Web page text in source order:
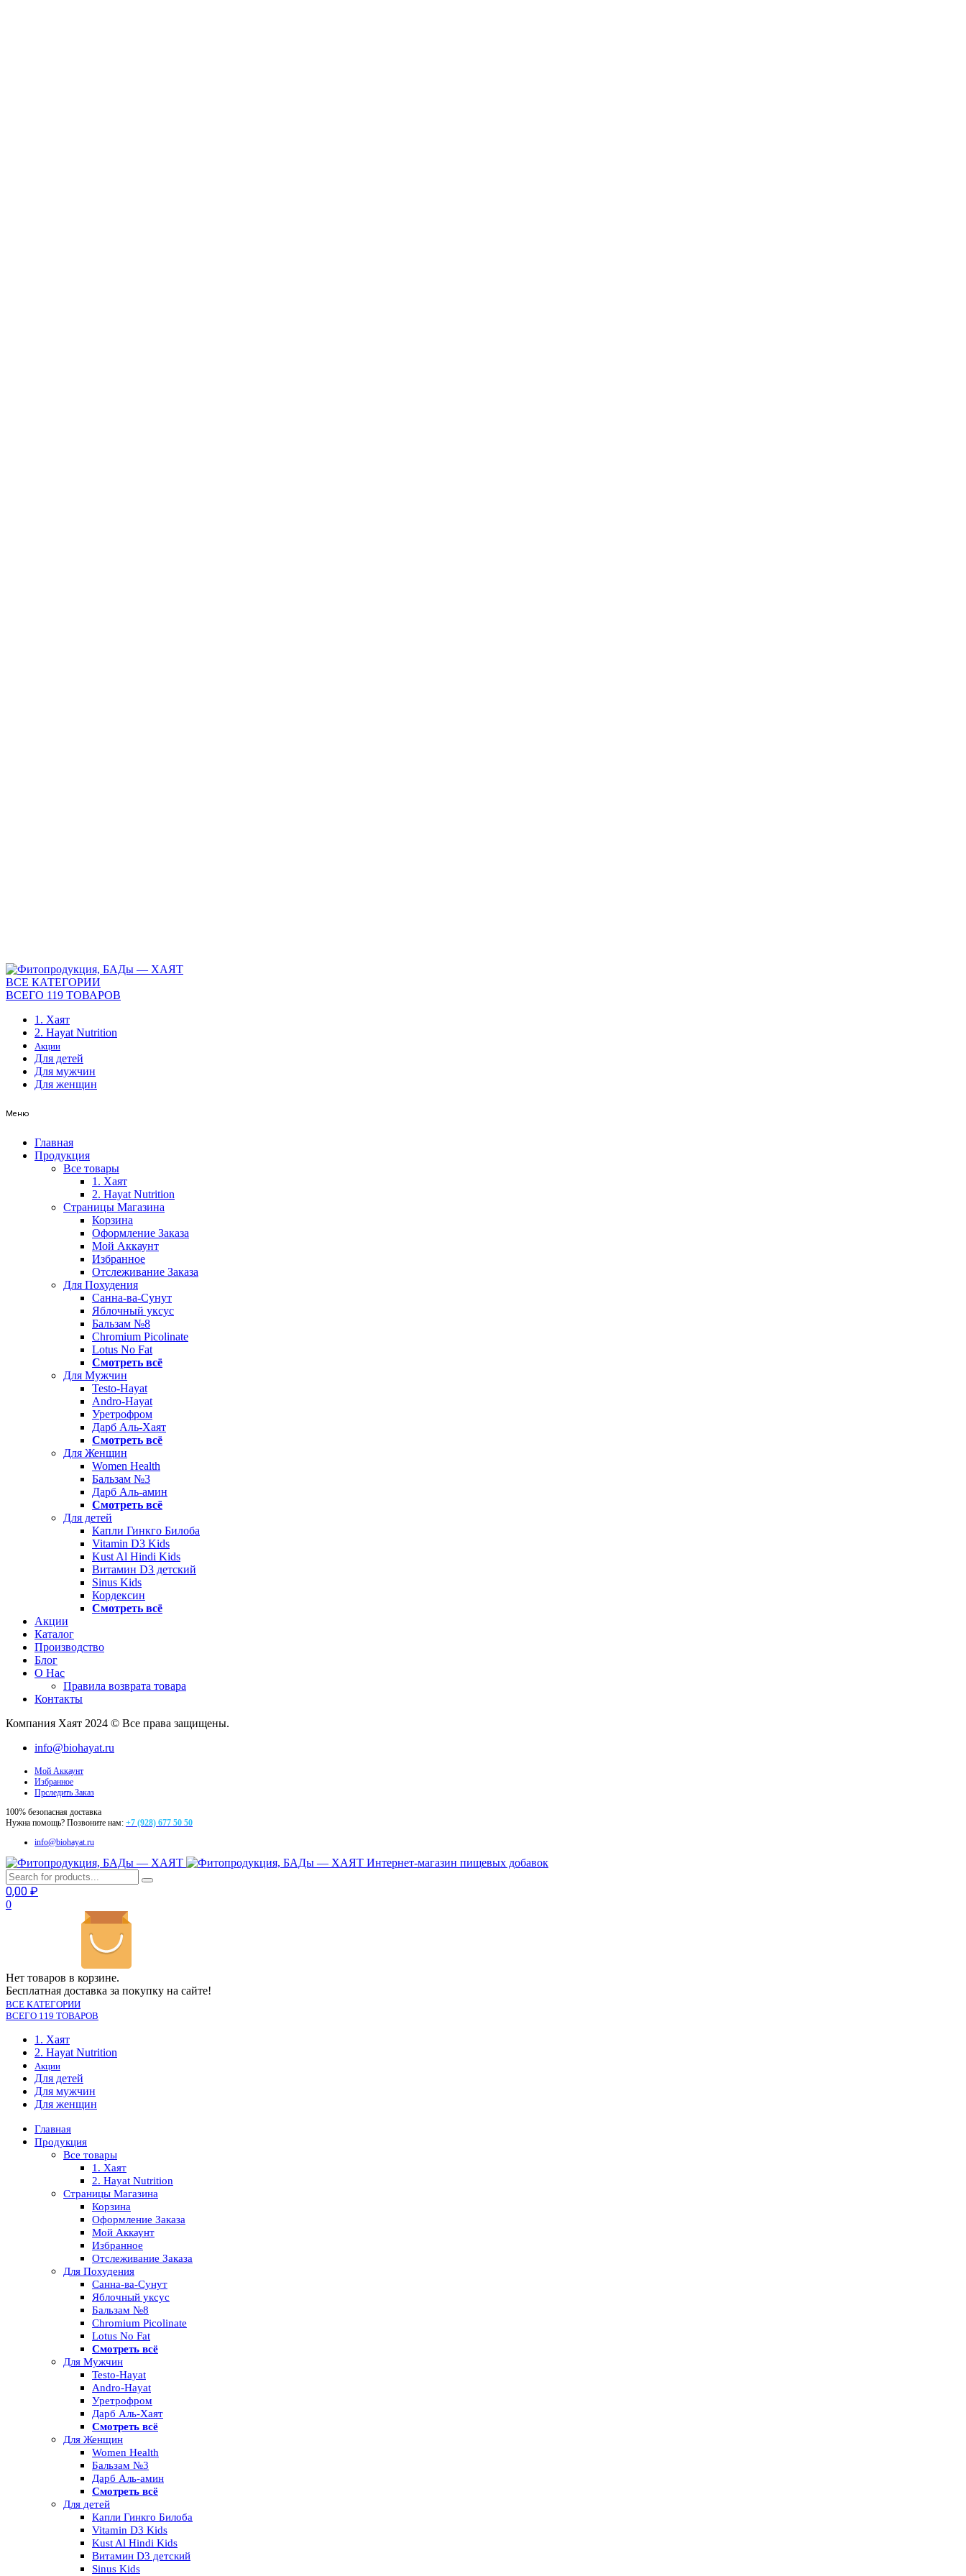
ВСЕ КАТЕГОРИИ
ВСЕГО 119 ТОВАРОВ
1. Хаят
2. Hayat Nutrition
Акции
Для детей
Для мужчин
Для женщин
Меню
Главная
Продукция
Все товары
1. Хаят
2. Hayat Nutrition
Страницы Магазина
Корзина
Оформление Заказа
Мой Аккаунт
Избранное
Отслеживание Заказа
Для Похудения
Санна-ва-Сунут
Яблочный уксус
Бальзам №8
Chromium Picolinate
Lotus No Fat
Смотреть всё
Для Мужчин
Testo-Hayat
Andro-Hayat
Уретрофром
Дарб Аль-Хаят
Смотреть всё
Для Женщин
Women Health
Бальзам №3
Дарб Аль-амин
Смотреть всё
Для детей
Капли Гинкго Билоба
Vitamin D3 Kids
Kust Al Hindi Kids
Витамин D3 детский
Sinus Kids
Кордексин
Смотреть всё
Акции
Каталог
Производство
Блог
О Нас
Правила возврата товара
Контакты
Компания Хаят 2024 © Все права защищены.
info@biohayat.ru
Мой Аккаунт
Избранное
Прследить Заказ
100% безопасная доставка
Нужна помощь? Позвоните нам: +7 (928) 677 50 50
info@biohayat.ru
Интернет-магазин пищевых добавок
0,00 ₽
0
Нет товаров в корзине.
Бесплатная доставка за покупку на сайте!
ВСЕ КАТЕГОРИИ
ВСЕГО 119 ТОВАРОВ
1. Хаят
2. Hayat Nutrition
Акции
Для детей
Для мужчин
Для женщин
Главная
Продукция
Все товары
1. Хаят
2. Hayat Nutrition
Страницы Магазина
Корзина
Оформление Заказа
Мой Аккаунт
Избранное
Отслеживание Заказа
Для Похудения
Санна-ва-Сунут
Яблочный уксус
Бальзам №8
Chromium Picolinate
Lotus No Fat
Смотреть всё
Для Мужчин
Testo-Hayat
Andro-Hayat
Уретрофром
Дарб Аль-Хаят
Смотреть всё
Для Женщин
Women Health
Бальзам №3
Дарб Аль-амин
Смотреть всё
Для детей
Капли Гинкго Билоба
Vitamin D3 Kids
Kust Al Hindi Kids
Витамин D3 детский
Sinus Kids